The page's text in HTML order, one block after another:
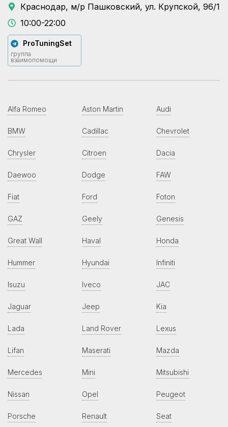
Краснодар, м/р Пашковский, ул. Крупской, 96/1
10:00-22:00
ProTuningSet
группа
взаимопомощи
Alfa Romeo Aston Martin Audi
BMW Cadillac Chevrolet
Chrysler Citroen Dacia
Daewoo Dodge FAW
Fiat Ford Foton
GAZ Geely Genesis
Great Wall Haval Honda
Hummer Hyundai Infiniti
Isuzu Iveco JAC
Jaguar Jeep Kia
Lada Land Rover Lexus
Lifan Maserati Mazda
Mercedes Mini Mitsubishi
Nissan Opel Peugeot
Porsche Renault Seat